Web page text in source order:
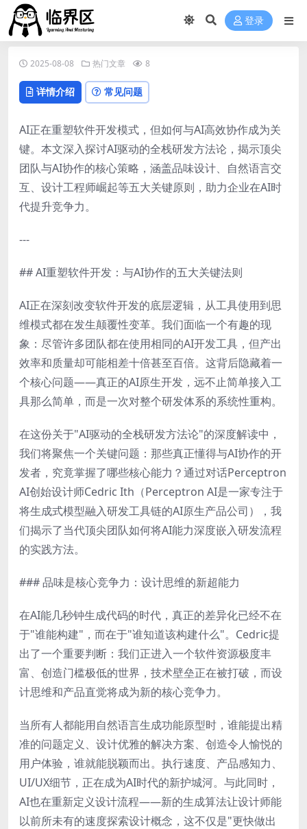
登录
2025-08-08 热门文章 8
详情介绍 常见问题
AI正在重塑软件开发模式，但如何与AI高效协作成为关
键。本文深入探讨AI驱动的全栈研发方法论，揭示顶尖
团队与AI协作的核心策略，涵盖品味设计、自然语言交
互、设计工程师崛起等五大关键原则，助力企业在AI时
代提升竞争力。
---
## AI重塑软件开发：与AI协作的五大关键法则
AI正在深刻改变软件开发的底层逻辑，从工具使用到思
维模式都在发生颠覆性变革。我们面临一个有趣的现
象：尽管许多团队都在使用相同的AI开发工具，但产出
效率和质量却可能相差十倍甚至百倍。这背后隐藏着一
个核心问题——真正的AI原生开发，远不止简单接入工
具那么简单，而是一次对整个研发体系的系统性重构。
在这份关于"AI驱动的全栈研发方法论"的深度解读中，
我们将聚焦一个关键问题：那些真正懂得与AI协作的开
发者，究竟掌握了哪些核心能力？通过对话Perceptron
AI创始设计师Cedric Ith（Perceptron AI是一家专注于
将生成式模型融入研发工具链的AI原生产品公司），我
们揭示了当代顶尖团队如何将AI能力深度嵌入研发流程
的实践方法。
### 品味是核心竞争力：设计思维的新超能力
在AI能几秒钟生成代码的时代，真正的差异化已经不在
于"谁能构建"，而在于"谁知道该构建什么"。Cedric提
出了一个重要判断：我们正进入一个软件资源极度丰
富、创造门槛极低的世界，技术壁垒正在被打破，而设
计思维和产品直觉将成为新的核心竞争力。
当所有人都能用自然语言生成功能原型时，谁能提出精
准的问题定义、设计优雅的解决方案、创造令人愉悦的
用户体验，谁就能脱颖而出。执行速度、产品感知力、
UI/UX细节，正在成为AI时代的新护城河。与此同时，
AI也在重新定义设计流程——新的生成算法让设计师能
以前所未有的速度探索设计概念，这不仅是"更快做出